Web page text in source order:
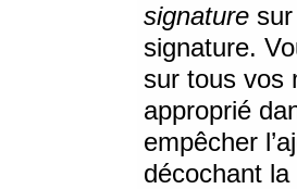
signature
signature.
sur tous vos
approprié
empêcher
décochant